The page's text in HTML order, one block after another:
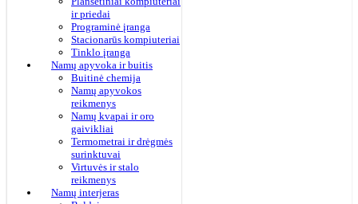
ir priedai
Programinė įranga
Stacionarūs kompiuteriai
Tinklo įranga
Namų apyvoka ir buitis
Buitinė chemija
Namų apyvokos
reikmenys
Namų kvapai ir oro
gaivikliai
Termometrai ir drėgmės
surinktuvai
Virtuvės ir stalo
reikmenys
Namų interjeras